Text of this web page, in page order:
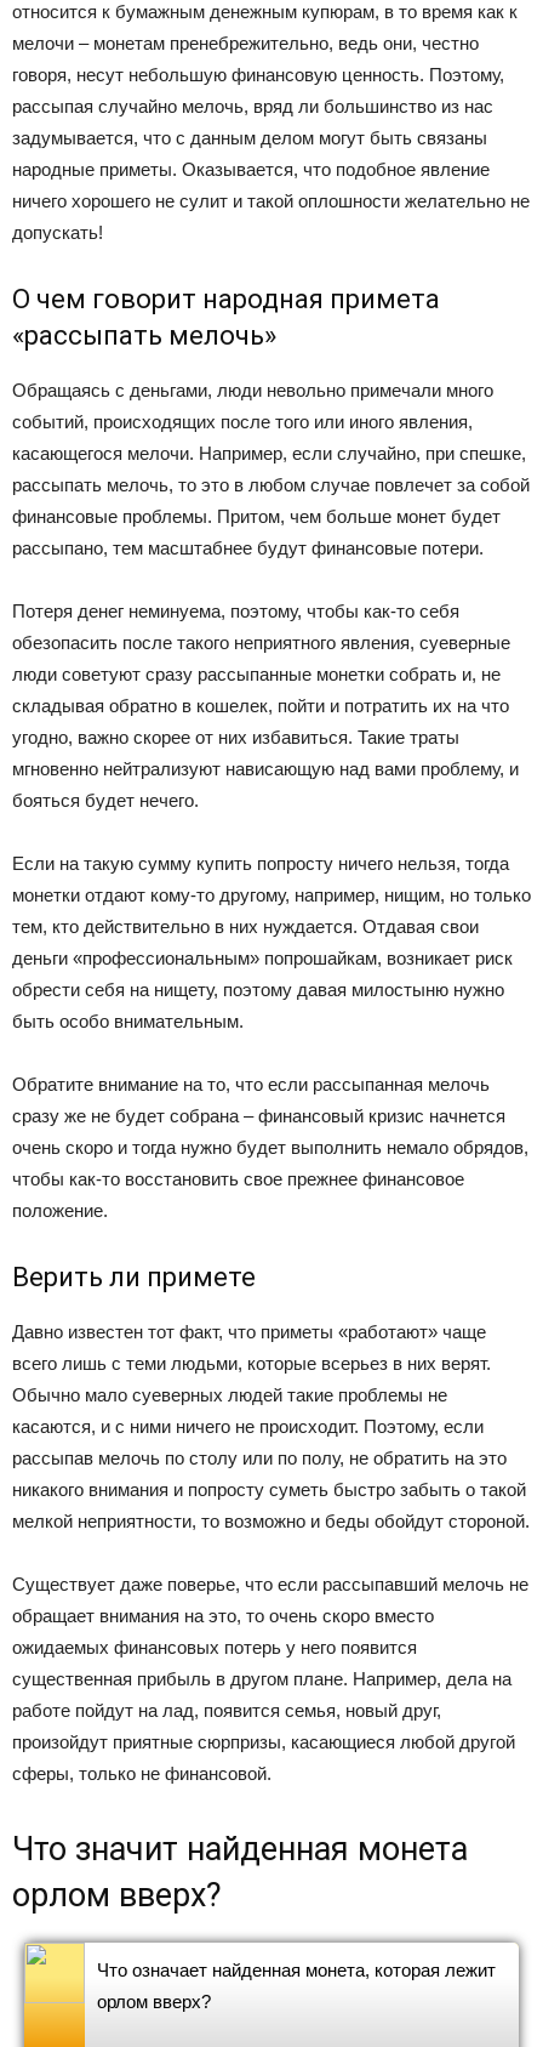
относится к бумажным денежным купюрам, в то время как к
мелочи – монетам пренебрежительно, ведь они, честно
говоря, несут небольшую финансовую ценность. Поэтому,
рассыпая случайно мелочь, вряд ли большинство из нас
задумывается, что с данным делом могут быть связаны
народные приметы. Оказывается, что подобное явление
ничего хорошего не сулит и такой оплошности желательно не
допускать!
О чем говорит народная примета
«рассыпать мелочь»
Обращаясь с деньгами, люди невольно примечали много
событий, происходящих после того или иного явления,
касающегося мелочи. Например, если случайно, при спешке,
рассыпать мелочь, то это в любом случае повлечет за собой
финансовые проблемы. Притом, чем больше монет будет
рассыпано, тем масштабнее будут финансовые потери.
Потеря денег неминуема, поэтому, чтобы как-то себя
обезопасить после такого неприятного явления, суеверные
люди советуют сразу рассыпанные монетки собрать и, не
складывая обратно в кошелек, пойти и потратить их на что
угодно, важно скорее от них избавиться. Такие траты
мгновенно нейтрализуют нависающую над вами проблему, и
бояться будет нечего.
Если на такую сумму купить попросту ничего нельзя, тогда
монетки отдают кому-то другому, например, нищим, но только
тем, кто действительно в них нуждается. Отдавая свои
деньги «профессиональным» попрошайкам, возникает риск
обрести себя на нищету, поэтому давая милостыню нужно
быть особо внимательным.
Обратите внимание на то, что если рассыпанная мелочь
сразу же не будет собрана – финансовый кризис начнется
очень скоро и тогда нужно будет выполнить немало обрядов,
чтобы как-то восстановить свое прежнее финансовое
положение.
Верить ли примете
Давно известен тот факт, что приметы «работают» чаще
всего лишь с теми людьми, которые всерьез в них верят.
Обычно мало суеверных людей такие проблемы не
касаются, и с ними ничего не происходит. Поэтому, если
рассыпав мелочь по столу или по полу, не обратить на это
никакого внимания и попросту суметь быстро забыть о такой
мелкой неприятности, то возможно и беды обойдут стороной.
Существует даже поверье, что если рассыпавший мелочь не
обращает внимания на это, то очень скоро вместо
ожидаемых финансовых потерь у него появится
существенная прибыль в другом плане. Например, дела на
работе пойдут на лад, появится семья, новый друг,
произойдут приятные сюрпризы, касающиеся любой другой
сферы, только не финансовой.
Что значит найденная монета
орлом вверх?
Что означает найденная монета, которая лежит
орлом вверх?